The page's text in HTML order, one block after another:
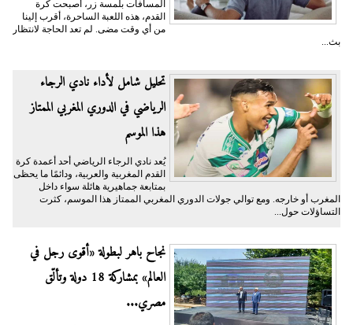
المسافات بلمسة زر، أصبحت كرة
القدم، هذه اللعبة الساحرة، أقرب إلينا
من أي وقت مضى. لم تعد الحاجة لانتظار
بث...
تحليل شامل لأداء نادي الرجاء
الرياضي في الدوري المغربي الممتاز
هذا الموسم
يُعد نادي الرجاء الرياضي أحد أعمدة كرة
القدم المغربية والعربية، ودائمًا ما يحظى
بمتابعة جماهيرية هائلة سواء داخل
المغرب أو خارجه. ومع توالي جولات الدوري المغربي الممتاز هذا الموسم، كثرت
التساؤلات حول...
نجاح باهر لبطولة «أقوى رجل في
العالم» بمشاركة 18 دولة وتألّق
مصري...